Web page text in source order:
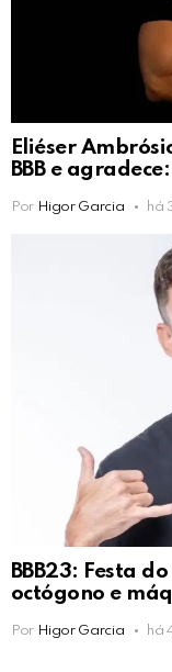
Eliéser
BBB e
Por Higor Garcia há
BBB23: Festa
octógono e
Por Higor Garcia há